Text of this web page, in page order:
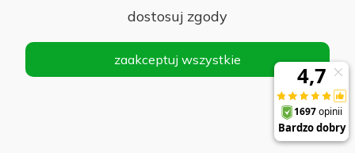
Magnetyczny uchwyt samochodowy Ugreen
Powiadom
o
dostosuj zgody
zaakceptuj wszystkie